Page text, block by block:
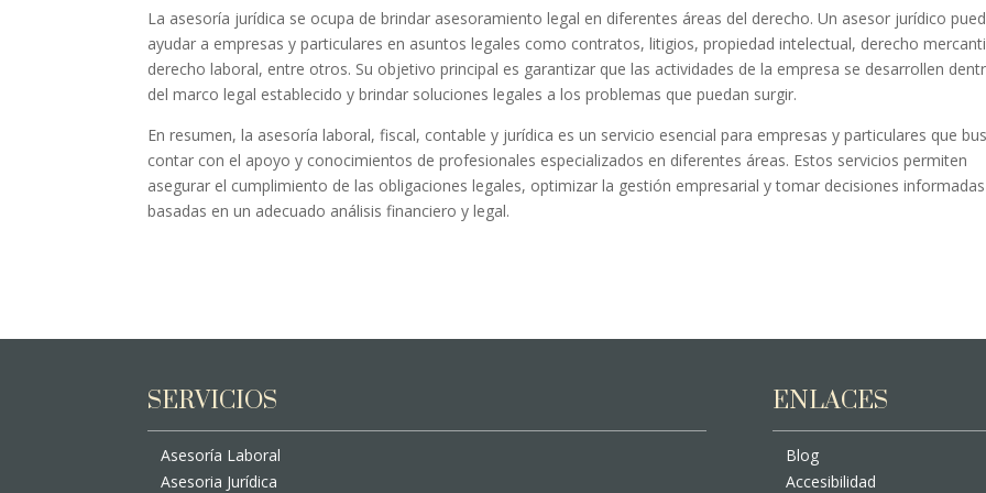
La asesoría jurídica se ocupa de brindar asesoramiento legal en diferentes áreas del derecho. Un asesor jurídico
ayudar a empresas y particulares en asuntos legales como contratos, litigios, propiedad intelectual, derecho
derecho laboral, entre otros. Su objetivo principal es garantizar que las actividades de la empresa se desarrollen
del marco legal establecido y brindar soluciones legales a los problemas que puedan surgir.
En resumen, la asesoría laboral, fiscal, contable y jurídica es un servicio esencial para empresas y particulares que
contar con el apoyo y conocimientos de profesionales especializados en diferentes áreas. Estos servicios permiten
asegurar el cumplimiento de las obligaciones legales, optimizar la gestión empresarial y tomar decisiones informadas
basadas en un adecuado análisis financiero y legal.
SERVICIOS
Asesoría Laboral
Asesoria Jurídica
ENLACES
Blog
Accesibilidad